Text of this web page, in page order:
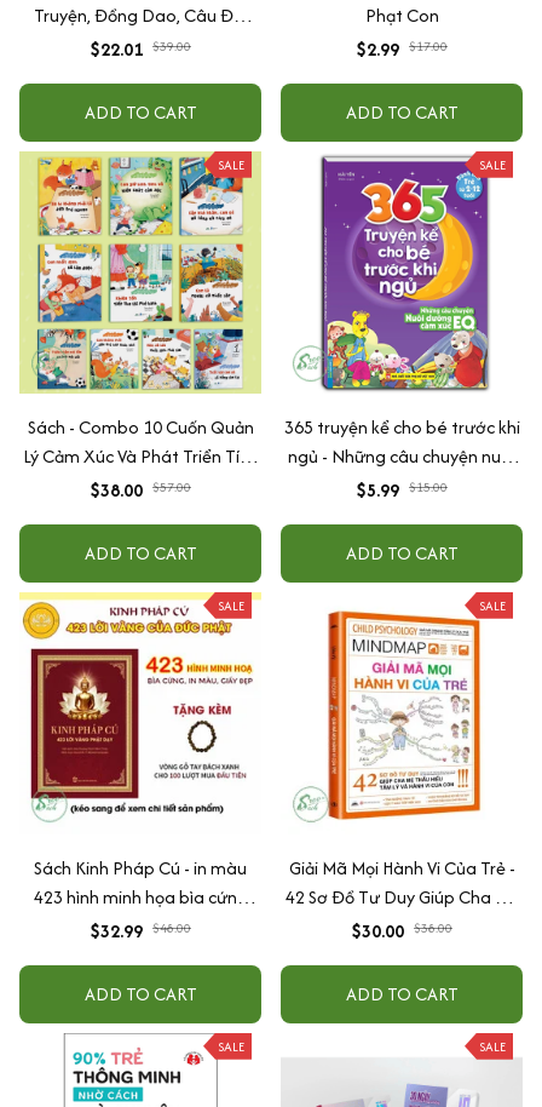
Truyện, Đồng Dao, Câu Đố,
Tập Nói Tập Đọc Cho Bé 0-6
$22.01 $39.00
ADD TO CART
Phạt Con
$2.99 $17.00
ADD TO CART
SALE
Sách - Combo 10 Cuốn Quản
Lý Cảm Xúc Và Phát Triển Tính
Cách Cho Bé Từ 2 - 6 Tuổi
$38.00 $57.00
ADD TO CART
SALE
365 truyện kể cho bé trước khi
ngủ - Những câu chuyện nuôi
dưỡng cảm xúc EQ (2-12 tuổi)
$5.99 $15.00
ADD TO CART
SALE
Sách Kinh Pháp Cú - in màu
423 hình minh họa bìa cứng
cao cấp + tặng kèm vòng tay
$32.99 $48.00
ADD TO CART
SALE
Giải Mã Mọi Hành Vi Của Trẻ -
42 Sơ Đồ Tư Duy Giúp Cha Mẹ
Thấu Hiểu Tâm Lý Và Hành Vi
$30.00 $38.00
ADD TO CART
SALE SALE